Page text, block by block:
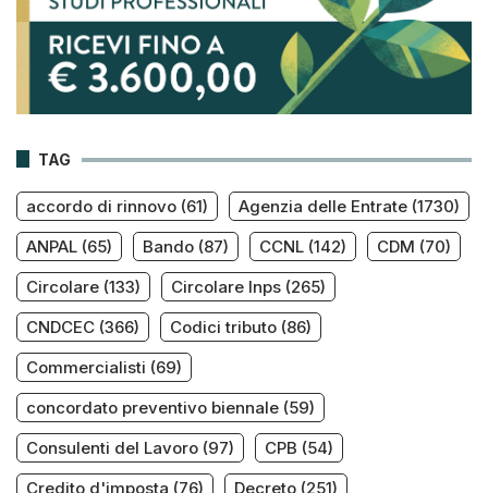
TAG
accordo di rinnovo (61) Agenzia delle Entrate (1730)
ANPAL (65) Bando (87) CCNL (142) CDM (70)
Circolare (133) Circolare Inps (265)
CNDCEC (366) Codici tributo (86)
Commercialisti (69)
concordato preventivo biennale (59)
Consulenti del Lavoro (97) CPB (54)
Credito d'imposta (76) Decreto (251)